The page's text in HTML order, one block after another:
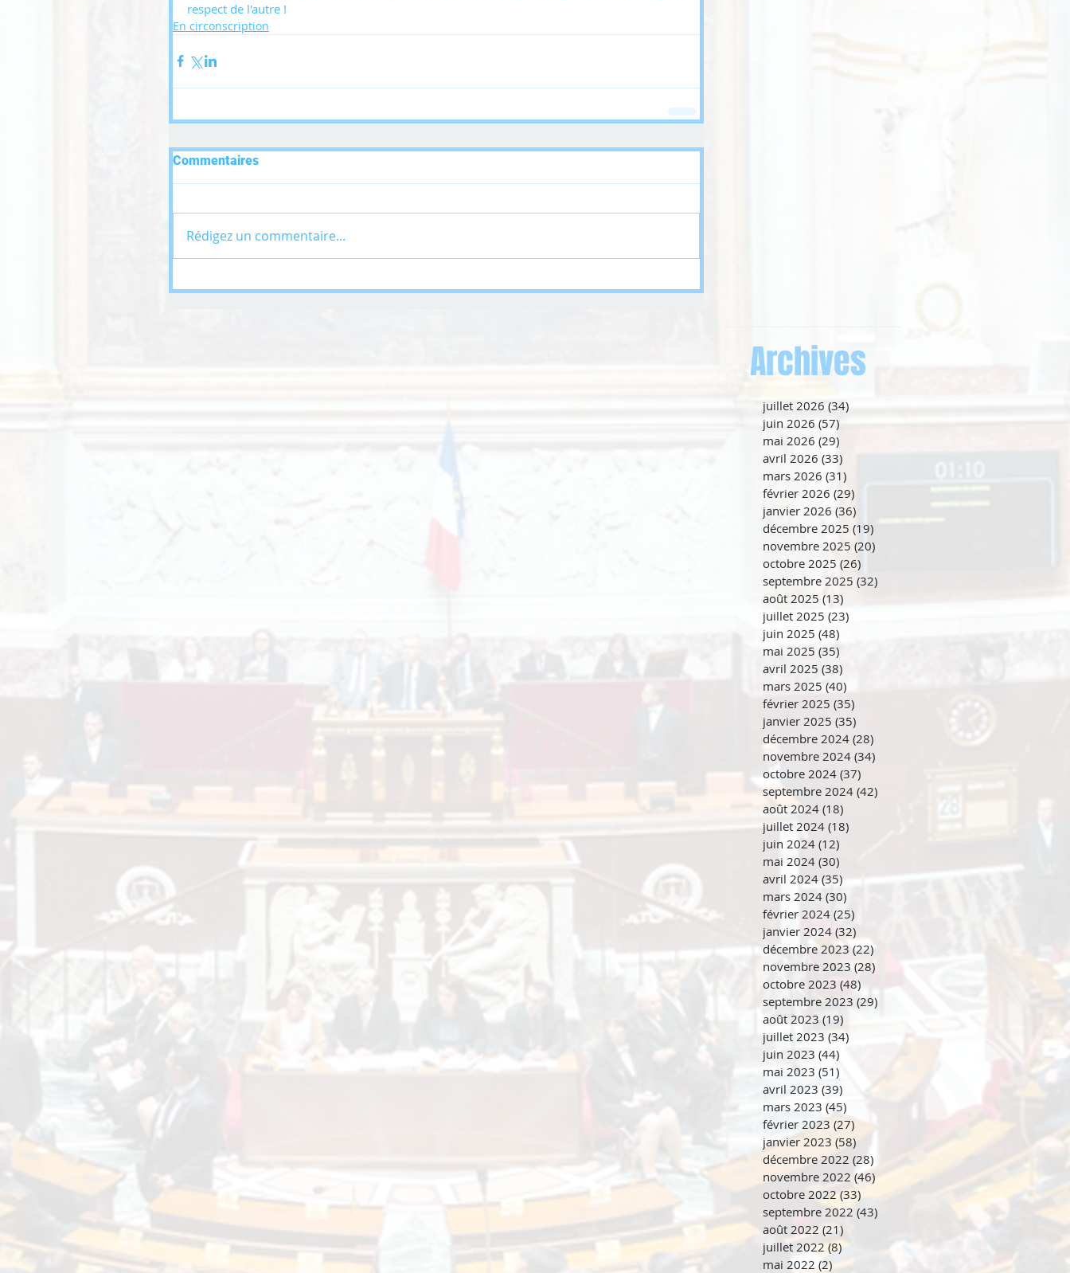
respect de l'autre !
En circonscription
Commentaires
Rédigez un commentaire...
Archives
juillet 2026 (34)
juin 2026 (57)
mai 2026 (29)
avril 2026 (33)
mars 2026 (31)
février 2026 (29)
janvier 2026 (36)
décembre 2025 (19)
novembre 2025 (20)
octobre 2025 (26)
septembre 2025 (32)
août 2025 (13)
juillet 2025 (23)
juin 2025 (48)
mai 2025 (35)
avril 2025 (38)
mars 2025 (40)
février 2025 (35)
janvier 2025 (35)
décembre 2024 (28)
novembre 2024 (34)
octobre 2024 (37)
septembre 2024 (42)
août 2024 (18)
juillet 2024 (18)
juin 2024 (12)
mai 2024 (30)
avril 2024 (35)35 posts
mars 2024 (30)
février 2024 (25)
janvier 2024 (32)
décembre 2023 (22)
novembre 2023 (28)
octobre 2023 (48)
septembre 2023 (29)
août 2023 (19)
juillet 2023 (34)
juin 2023 (44)
mai 2023 (51)
avril 2023 (39) 39 posts
mars 2023 (45)
février 2023 (27) 27 posts
janvier 2023 (58)
décembre 2022 (28)
novembre 2022 (46)
octobre 2022 (33)
septembre 2022 (43)
août 2022 (21)
juillet 2022 (8)
mai 2022 (2) 2 posts